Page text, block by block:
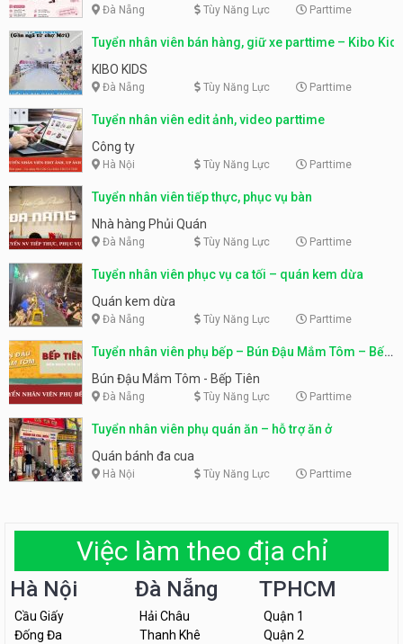
Đà Nẵng Tùy Năng Lực Parttime
Tuyển nhân viên bán hàng, giữ xe parttime – Kibo Kid
KIBO KIDS
Đà Nẵng Tùy Năng Lực Parttime
Tuyển nhân viên edit ảnh, video parttime
Công ty
Hà Nội Tùy Năng Lực Parttime
Tuyển nhân viên tiếp thực, phục vụ bàn
Nhà hàng Phủi Quán
Đà Nẵng Tùy Năng Lực Parttime
Tuyển nhân viên phục vụ ca tối – quán kem dừa
Quán kem dừa
Đà Nẵng Tùy Năng Lực Parttime
Tuyển nhân viên phụ bếp – Bún Đậu Mắm Tôm – Bếp
Tiên
Bún Đậu Mắm Tôm - Bếp Tiên
Đà Nẵng Tùy Năng Lực Parttime
Tuyển nhân viên phụ quán ăn – hỗ trợ ăn ở
Quán bánh đa cua
Hà Nội Tùy Năng Lực Parttime
Việc làm theo địa chỉ
Hà Nội
Cầu Giấy
Đống Đa
Đà Nẵng
Hải Châu
Thanh Khê
TPHCM
Quận 1
Quận 2